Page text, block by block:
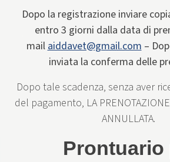
Dopo la registrazione inviare
entro 3 giorni dalla data di
mail aiddavet@gmail.com –
inviata la conferma delle
Dopo tale scadenza, senza aver
del pagamento, LA PRENOTAZIONE
ANNULLATA.
Prontuario